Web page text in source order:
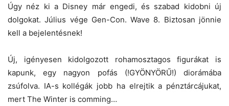
Úgy néz ki a Disney már engedi, és szabad kidobni új
dolgokat. Július vége Gen-Con. Wave 8. Biztosan jönnie
kell a bejelentésnek!
Új, igényesen kidolgozott rohamosztagos figurákat is
kapunk, egy nagyon pofás (!GYÖNYÖRŰ!) diorámába
zsúfolva. IA-s kollégák jobb ha elrejtik a pénztárcájukat,
mert The Winter is comming…